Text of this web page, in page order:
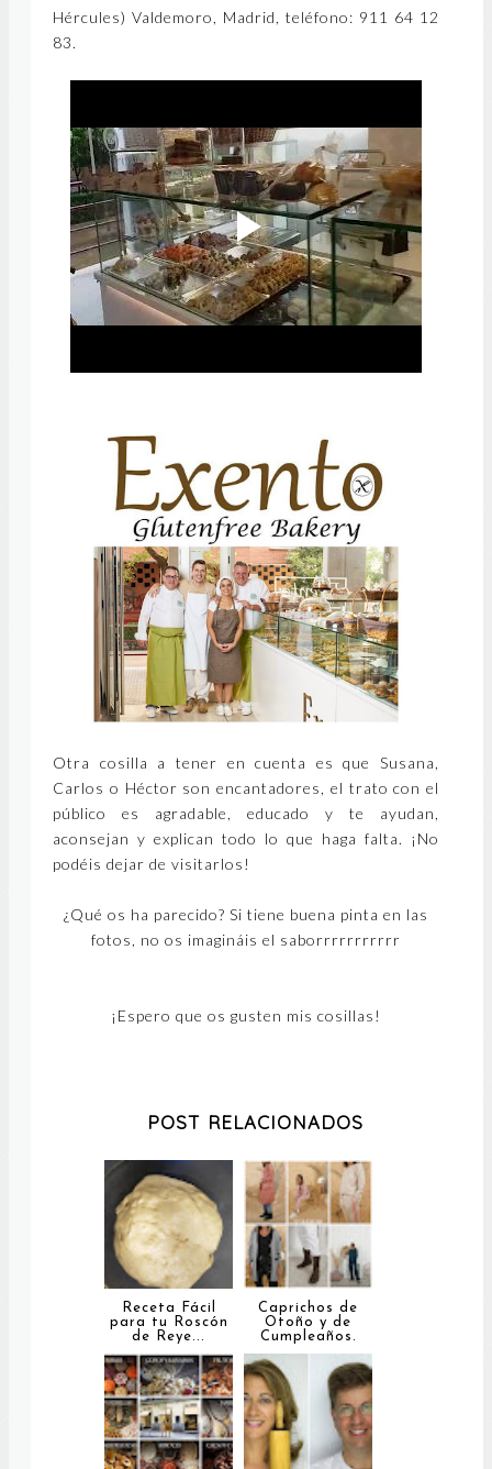
Hércules) Valdemoro, Madrid, teléfono: 911 64 12
83.
Otra cosilla a tener en cuenta es que Susana,
Carlos o Héctor son encantadores, el trato con el
público es agradable, educado y te ayudan,
aconsejan y explican todo lo que haga falta. ¡No
podéis dejar de visitarlos!
¿Qué os ha parecido? Si tiene buena pinta en las
fotos, no os imagináis el saborrrrrrrrrrr
¡Espero que os gusten mis cosillas!
POST RELACIONADOS
Receta Fácil
para tu Roscón
de Reye...
Caprichos de
Otoño y de
Cumpleaños.